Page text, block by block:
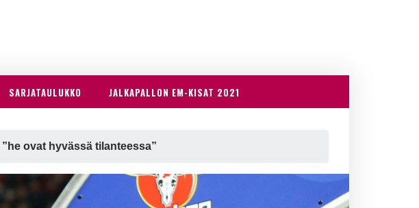
SARJATAULUKKO JALKAPALLON EM-KISAT 2021
ovat hyvässä tilanteessa”